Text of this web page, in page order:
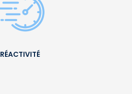
RÉACTIVITÉ